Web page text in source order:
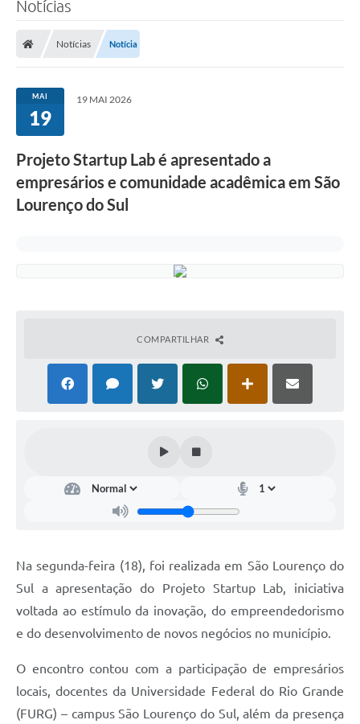
Notícias
Notícias Notícia
MAI
19
19 MAI 2026
Projeto Startup Lab é apresentado a
empresários e comunidade acadêmica em São
Lourenço do Sul
COMPARTILHAR
Na segunda-feira (18), foi realizada em São Lourenço do
Sul a apresentação do Projeto Startup Lab, iniciativa
voltada ao estímulo da inovação, do empreendedorismo
e do desenvolvimento de novos negócios no município.
O encontro contou com a participação de empresários
locais, docentes da Universidade Federal do Rio Grande
(FURG) – campus São Lourenço do Sul, além da presença